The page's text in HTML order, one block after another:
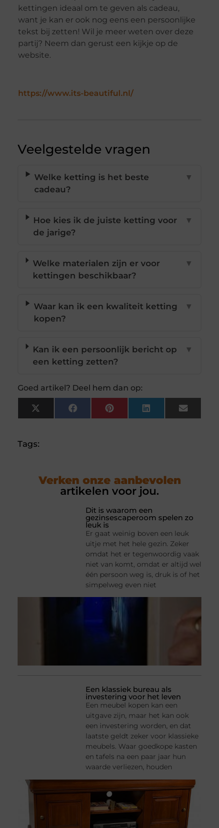
kettingen ideaal om te geven als cadeau,
want je kan er ook nog eens een persoonlijke
tekst bij zetten! Wil je meer weten over deze
partij? Neem dan gerust een kijkje op de
website.
https://www.its-beautiful.nl/
Veelgestelde vragen
Welke ketting is het beste
cadeau?
▼
Hoe kies ik de juiste ketting voor
de jarige?
▼
Welke materialen zijn er voor
kettingen beschikbaar?
▼
Waar kan ik een kwaliteit ketting
kopen?
▼
Kan ik een persoonlijk bericht op
een ketting zetten?
▼
Goed artikel? Deel hem dan op:
X
(Twitter)
FacebookPinterestLinkedInEmail
Tags:
Verken onze aanbevolen
artikelen voor jou.
Dit is waarom een
gezinsescaperoom spelen zo
leuk is
Er gaat weinig boven een leuk
uitje met het hele gezin. Zeker
omdat het er tegenwoordig vaak
niet van komt, omdat er altijd wel
één persoon weg is, druk is of het
simpelweg even niet
Een klassiek bureau als
investering voor het leven
Een meubel kopen kan een
uitgave zijn, maar het kan ook
een investering worden, en dat
laatste geldt zeker voor klassieke
meubels. Waar goedkope kasten
en tafels na een paar jaar hun
waarde verliezen, houden